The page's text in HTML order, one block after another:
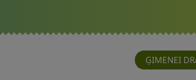
ĢIMENEI